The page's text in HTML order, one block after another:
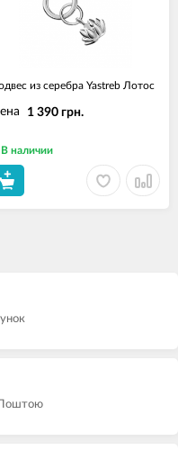
из серебра Yastreb Лотос
1 390 грн.
В наличии
Поштою